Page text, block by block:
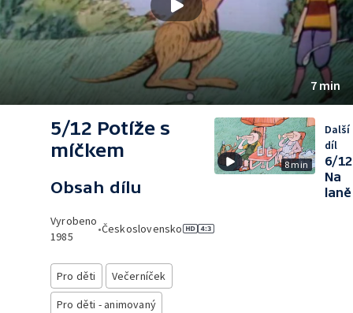
7 min
5/12 Potíže s
míčkem
Obsah dílu
Vyrobeno
1985
•Československo
Pro děti
Večerníček
Pro děti - animovaný
8 min
Další
díl
6/12
Na
laně